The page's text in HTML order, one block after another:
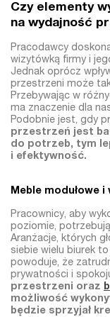
Czy elementy
na wydajność
Pracodawcy
wizytówką firmy i
Jednak oprócz
przestrzeni może
Przebywając w
ma znaczenie dla
Podobnie jest, gdy
przestrzeń jest
do potrzeb, tym
i efektywność.
Meble modułowe
Pracownicy, aby
poziomie,
Aranżacje, których
siebie wielu biurek to
powoduje, że
prywatności i
przestrzeni oraz
możliwość
będzie sprzyjał